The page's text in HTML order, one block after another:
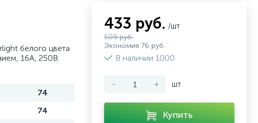
белого цвета
16А, 250В.
74
74
433 руб. /шт
509 руб.
Экономия 76 руб.
В наличии 1000
- + шт
Купить